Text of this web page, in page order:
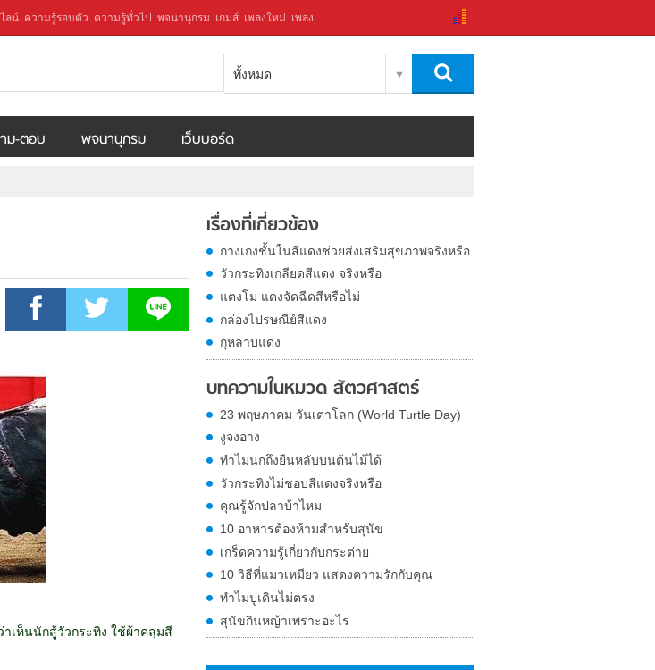
ลน์ ความรู้รอบตัว ความรู้ทั่วไป พจนานุกรม เกมส์ เพลงใหม่ เพลง
ทั้งหมด
ม-ตอบ พจนานุกรม เว็บบอร์ด
าเห็นนักสู้วัวกระทิง ใช้ผ้าคลุมสี
เรื่องที่เกี่ยวข้อง
กางเกงชั้นในสีแดงช่วยส่งเสริมสุขภาพจริงหรือ
วัวกระทิงเกลียดสีแดง จริงหรือ
แตงโม แดงจัดฉีดสีหรือไม่
กล่องไปรษณีย์สีแดง
กุหลาบแดง
บทความในหมวด สัตวศาสตร์
23 พฤษภาคม วันเต่าโลก (World Turtle Day)
งูจงอาง
ทำไมนกถึงยืนหลับบนต้นไม้ได้
วัวกระทิงไม่ชอบสีแดงจริงหรือ
คุณรู้จักปลาบ้าไหม
10 อาหารต้องห้ามสำหรับสุนัข
เกร็ดความรู้เกี่ยวกับกระต่าย
10 วิธีที่แมวเหมียว แสดงความรักกับคุณ
ทําไมปูเดินไม่ตรง
สุนัขกินหญ้าเพราะอะไร